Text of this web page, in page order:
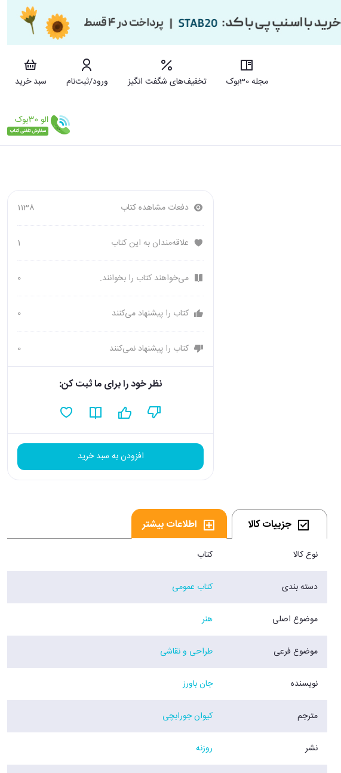
مجله 30بوک تخفیف‌های شگفت انگیز ورود/ثبت‌نام
سبد خرید
دفعات مشاهده کتاب 1138
علاقه‌مندان به این کتاب 1
می‌خواهند کتاب را بخوانند. 0
کتاب را پیشنهاد می‌کنند 0
کتاب را پیشنهاد نمی‌کنند 0
نظر خود را برای ما ثبت کن:
افزودن به سبد خرید
جزییات کالا اطلاعات بیشتر
نوع کالا کتاب
دسته بندی کتاب عمومی
موضوع اصلی هنر
موضوع فرعی طراحی و نقاشی
نویسنده جان باورز
مترجم کیوان جورابچی
نشر روزنه